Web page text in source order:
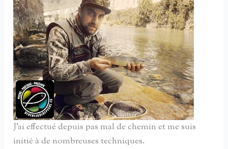
J’ai effectué depuis pas mal de chemin et me suis
initié à de nombreuses techniques.